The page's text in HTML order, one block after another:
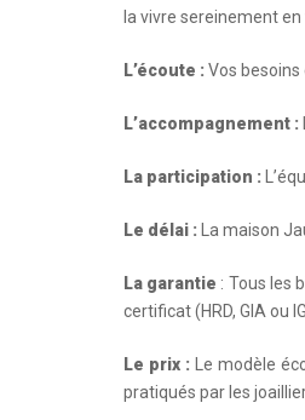
la vivre sereinement
L’écoute : Vos
L’accompagnement :
La participation :
Le délai : La maison
La garantie : Tous les
certificat (HRD, GIA ou
Le prix : Le modèle
pratiqués par les